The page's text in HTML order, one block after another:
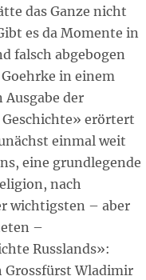
das Ganze nicht
es da Momente in
falsch abgebogen
in einem
der
erörtert
einmal weit
eine grundlegende
nach
wichtigsten – aber
–
Russlands»:
Grossfürst Wladimir